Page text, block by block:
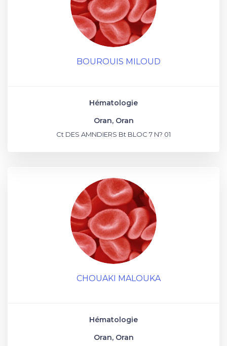
BOUROUIS MILOUD
Hématologie
Oran, Oran
Ct DES AMNDIERS Bt BLOC 7 N? 01
CHOUAKI MALOUKA
Hématologie
Oran, Oran